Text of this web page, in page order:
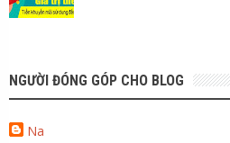
NGƯỜI ĐÓNG GÓP CHO BLOG
Na